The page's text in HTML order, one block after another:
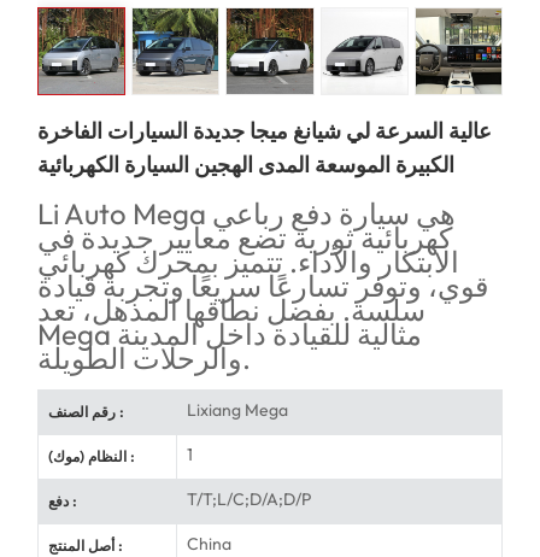
عالية السرعة لي شيانغ ميجا جديدة السيارات الفاخرة
الكبيرة الموسعة المدى الهجين السيارة الكهربائية
Li Auto Mega هي سيارة دفع رباعي
كهربائية ثورية تضع معايير جديدة في
الابتكار والأداء. تتميز بمحرك كهربائي
قوي، وتوفر تسارعًا سريعًا وتجربة قيادة
سلسة. بفضل نطاقها المذهل، تعد
Mega مثالية للقيادة داخل المدينة
والرحلات الطويلة.
رقم الصنف : Lixiang Mega
النظام (موك) : 1
دفع : T/T;L/C;D/A;D/P
أصل المنتج : China